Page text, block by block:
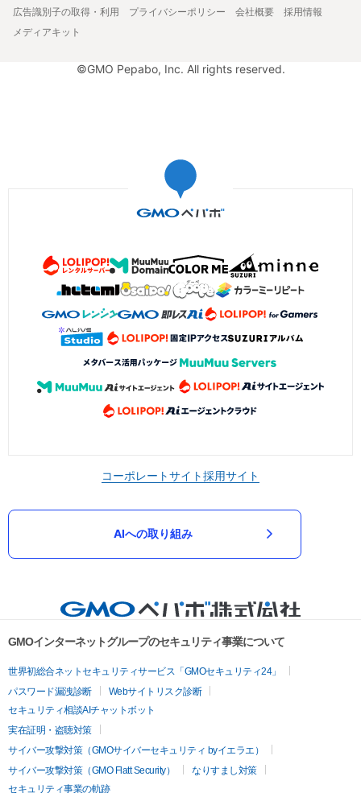
広告識別子の取得・利用
プライバシーポリシー 会社概要
採用情報
メディアキット
©GMO Pepabo, Inc. All rights reserved.
コーポレートサイト採用サイト
AIへの取り組み
GMOインターネットグループのセキュリティ事業について
世界初総合ネットセキュリティサービス「GMOセキュリティ24」
パスワード漏洩診断
Webサイトリスク診断
セキュリティ相談AIチャットボット
実在証明・盗聴対策
サイバー攻撃対策（GMOサイバーセキュリティ byイエラエ）
サイバー攻撃対策（GMO Flatt Security）
なりすまし対策
セキュリティ事業の軌跡